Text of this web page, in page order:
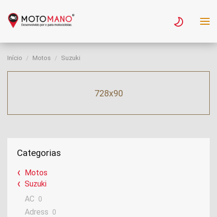
Início Motos Suzuki
728x90
Categorias
Motos
Suzuki
AC
0
Adress 0